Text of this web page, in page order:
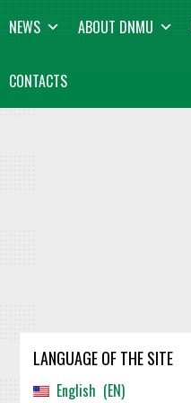
toNEWS ABOUT DNMU
CONTACTS
LANGUAGE OF THE SITE
English
EN